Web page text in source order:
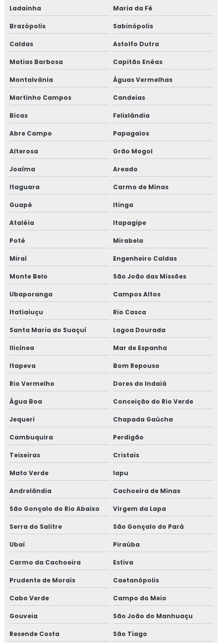
Treinamento em norma brc
Treinamento em plano gerenciamento de resíduos
sólidos
Treinamento em política da qualidade
Treinamento em processos e elaboração de relatório de
auditoria
Treinamento em programa 5s
Treinamento em rastreabilidade e recall
Treinamento em reciclagem auditores internos iso9001
Treinamento em reciclagem equipe HACCP
Treinamento em reciclagem sobre segurança dos
alimentos
Treinamento em revisão plano HACCP
Treinamento em rotinas administrativas de assuntos
regulatórios
Treinamento em rotulagem de alimentos
Treinamento em sensibilização de bpf
Treinamento em sensibilização programa 5s
Treinamento em sistema de gestão halal
Treinamento em transporte de feed materials
Treinamento em tratamento de não conformidades
Treinamento em tratamento de não conformidades e
causas raiz
Ladainha Maria da Fé
Brazópolis Sabinópolis
Caldas Astolfo Dutra
Matias Barbosa Capitão Enéas
Montalvânia Águas Vermelhas
Martinho Campos Candeias
Bicas Felixlândia
Abre Campo Papagaios
Alterosa Grão Mogol
Joaíma Areado
Itaguara Carmo de Minas
Guapé Itinga
Ataléia Itapagipe
Poté Mirabela
Miraí Engenheiro Caldas
Monte Belo São João das Missões
Ubaporanga Campos Altos
Itatiaiuçu Rio Casca
Santa Maria do Suaçuí Lagoa Dourada
Ilicínea Mar de Espanha
Itapeva Bom Repouso
Rio Vermelho Dores do Indaiá
Água Boa Conceição do Rio Verde
Jequeri Chapada Gaúcha
Cambuquira Perdigão
Teixeiras Cristais
Mato Verde Iapu
Andrelândia Cachoeira de Minas
São Gonçalo do Rio Abaixo Virgem da Lapa
Serra do Salitre São Gonçalo do Pará
Ubaí Piraúba
Carmo da Cachoeira Estiva
Prudente de Morais Caetanópolis
Cabo Verde Campo do Meio
Gouveia São João do Manhuaçu
Resende Costa São Tiago